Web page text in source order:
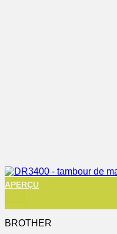
+
APERÇU
BROTHER